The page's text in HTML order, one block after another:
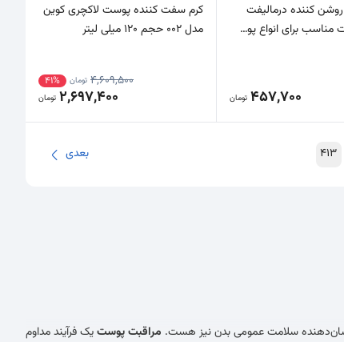
روشن کننده درمالیفت
مناسب برای انواع پو…
457,700 تومان
کرم سفت کننده پوست لاکچری کوین
مدل 002 حجم 120 میلی لیتر
4,609,500 تومان 41%
2,697,400 تومان
413 بعدی
سلامت عمومی بدن نیز هست. مراقبت پوستیک فرآیند مداوم